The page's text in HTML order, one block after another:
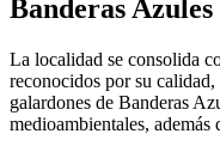
Banderas
La localidad se consolida
reconocidos por su
galardones de Banderas
medioambientales, además